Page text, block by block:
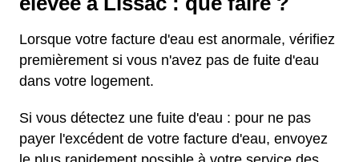
Lorsque votre facture d'eau est anormale, vérifiez
premièrement si vous n'avez pas de fuite d'eau
dans votre logement.
Si vous détectez une fuite d'eau : pour ne pas
payer l'excédent de votre facture d'eau, envoyez